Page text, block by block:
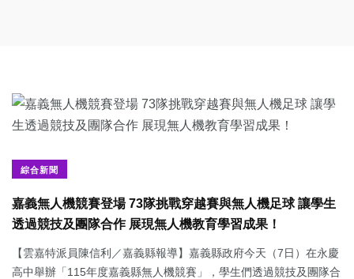
綜合新聞
嘉義無人機競賽登場 73隊挑戰穿越賽與無人機足球 讓學生
透過競技及團隊合作 展現無人機教育學習成果！
【雲嘉特派員陳信利／嘉義縣報導】嘉義縣政府今天（7日）在永慶
高中舉辦「115年度嘉義縣無人機競賽」，學生們透過競技及團隊合